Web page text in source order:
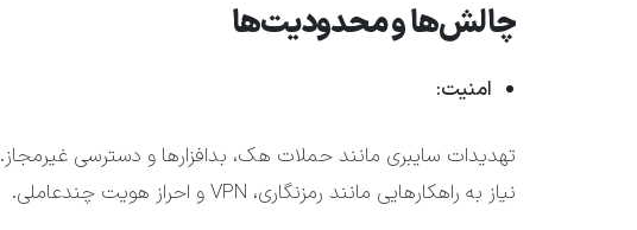
چالش‌ها و محدودیت‌ها
امنیت:
تهدیدات سایبری مانند حملات هک، بدافزارها و دسترسی غیرمجاز.
نیاز به راهکارهایی مانند رمزنگاری، VPN و احراز هویت چندعاملی.